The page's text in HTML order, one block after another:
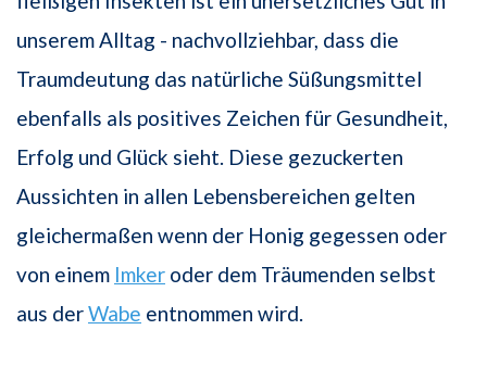
unserem Alltag - nachvollziehbar, dass die
Traumdeutung das natürliche Süßungsmittel
ebenfalls als positives Zeichen für Gesundheit,
Erfolg und Glück sieht. Diese gezuckerten
Aussichten in allen Lebensbereichen gelten
gleichermaßen wenn der Honig gegessen oder
von einem Imker oder dem Träumenden selbst
aus derWabe entnommen wird.